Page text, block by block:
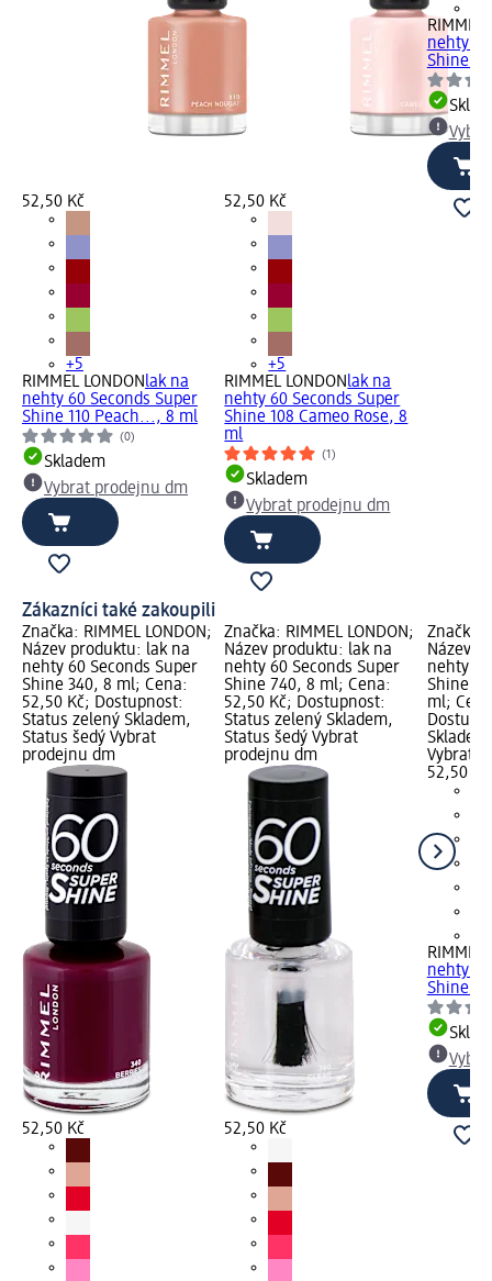
52,50 Kč
+5
RIMMEL LONDONlak na
nehty 60 Seconds Super
Shine 110 Peach..., 8 ml
(0)
Skladem
Vybrat prodejnu dm
52,50 Kč
+5
RIMMEL LONDONlak na
nehty 60 Seconds Super
Shine 108 Cameo Rose, 8
ml
(1)
Skladem
Vybrat prodejnu dm
RIMMEL
nehty
Shine
Zákazníci také zakoupili
Značka: RIMMEL LONDON;
Název produktu: lak na
nehty 60 Seconds Super
Shine 340, 8 ml; Cena:
52,50 Kč; Dostupnost:
Status zelený Skladem,
Status šedý Vybrat
prodejnu dm
52,50 Kč
Značka: RIMMEL LONDON;
Název produktu: lak na
nehty 60 Seconds Super
Shine 740, 8 ml; Cena:
52,50 Kč; Dostupnost:
Status zelený Skladem,
Status šedý Vybrat
prodejnu dm
52,50 Kč
Značka:
Název
nehty
Shine
ml;
Vybrat
52,50 Kč
RIMMEL
nehty
Shine